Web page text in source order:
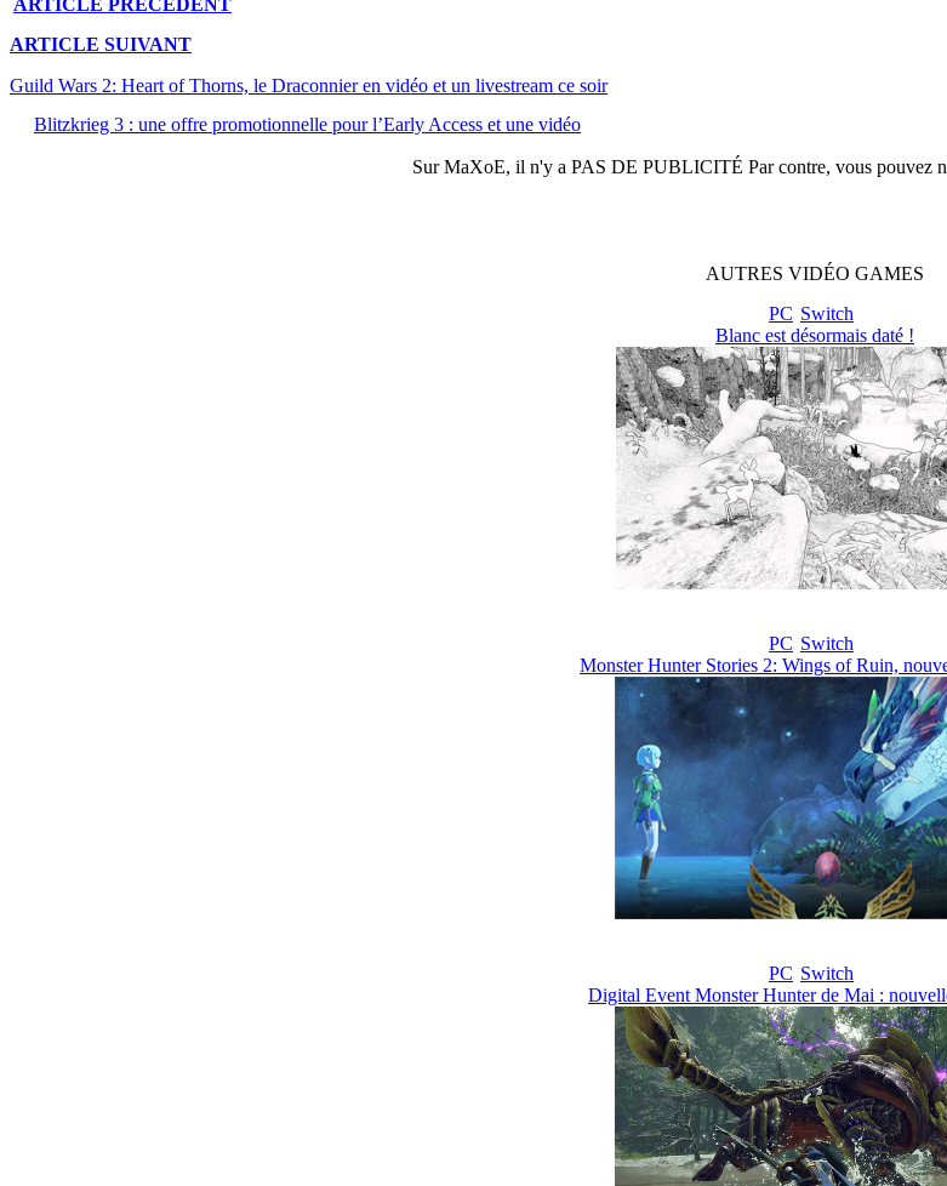
ARTICLE PRÉCÉDENT
ARTICLE SUIVANT
Guild Wars 2: Heart of Thorns, le Draconnier en vidéo et un livestream ce soir
Blitzkrieg 3 : une offre promotionnelle pour l’Early Access et une vidéo
SurMaXoE, il n'y a PAS DE PUBLICITÉ Par contre, vous pouvez
AUTRES VIDÉO GAMES
PC Switch
Blanc est désormais daté !
PC Switch
Monster Hunter Stories 2: Wings of Ruin,
PC Switch
Digital Event Monster Hunter de Mai :